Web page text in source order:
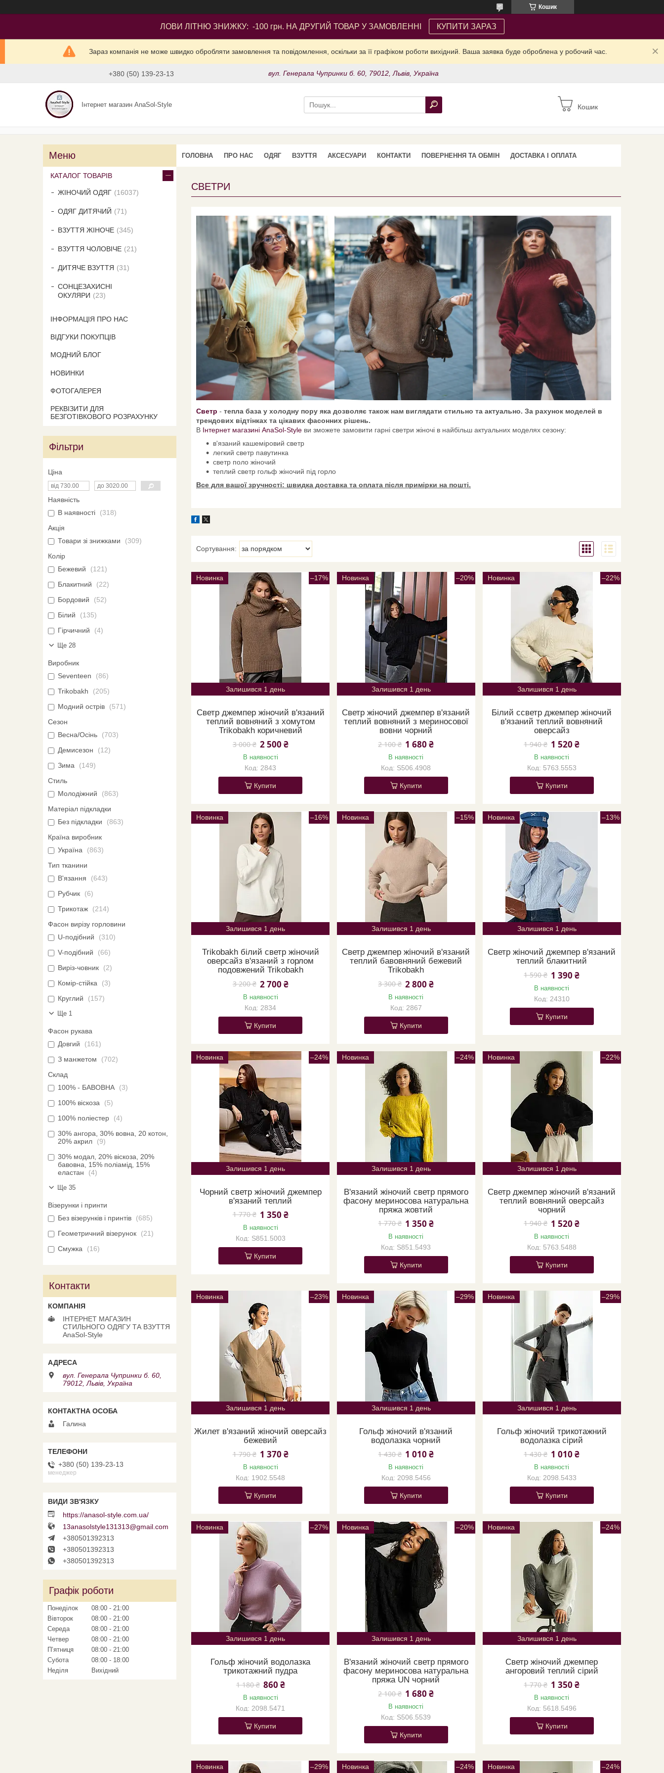
Кошик
ЛОВИ ЛІТНЮ ЗНИЖКУ: -100 грн. НА ДРУГИЙ ТОВАР У ЗАМОВЛЕННІ КУПИТИ ЗАРАЗ
Зараз компанія не може швидко обробляти замовлення та повідомлення, оскільки за її графіком роботи вихідний. Ваша заявка буде оброблена у робочий час.
+380 (50) 139-23-13 вул. Генерала Чупринки б. 60, 79012, Львів, Україна
Інтернет магазин AnaSol-Style Кошик
ГОЛОВНА ПРО НАС ОДЯГ ВЗУТТЯ АКСЕСУАРИ КОНТАКТИ ПОВЕРНЕННЯ ТА ОБМІН ДОСТАВКА І ОПЛАТА
СВЕТРИ
Светр - тепла база у холодну пору яка дозволяє також нам виглядати стильно та актуально. За рахунок моделей в
трендових відтінках та цікавих фаcонних рішень.
В Інтернет магазині AnaSol-Style ви зможете замовити гарні светри жіночі в найбільш актуальних моделях сезону:
в'язаний кашеміровий светр
легкий светр павутинка
светр поло жіночий
теплий светр гольф жіночий під горло
Все для вашої зручності: швидка доставка та оплата після примірки на пошті.
Новинка –17%
Залишився 1 день
Светр джемпер жіночий в'язаний
теплий вовняний з хомутом
Trikobakh коричневий
3 000 ₴ 2 500 ₴
В наявності
2843
Купити
Новинка –20%
Залишився 1 день
Светр жіночий джемпер в'язаний
теплий вовняний з мериносової
вовни чорний
2 100 ₴ 1 680 ₴
В наявності
S506.4908
Купити
Новинка –22%
Залишився 1 день
Білий ссветр джемпер жіночий
в'язаний теплий вовняний
оверсайз
1 940 ₴ 1 520 ₴
В наявності
5763.5553
Купити
Новинка –16%
Залишився 1 день
Trikobakh білий светр жіночий
оверсайз в'язаний з горлом
подовжений Trikobakh
3 200 ₴ 2 700 ₴
В наявності
2834
Купити
Новинка –15%
Залишився 1 день
Светр джемпер жіночий в'язаний
теплий бавовняний бежевий
Trikobakh
3 300 ₴ 2 800 ₴
В наявності
2867
Купити
Новинка –13%
Залишився 1 день
Светр жіночий джемпер в'язаний
теплий блакитний
1 590 ₴ 1 390 ₴
В наявності
24310
Купити
Новинка –24%
Залишився 1 день
Чорний светр жіночий джемпер
в'язаний теплий
1 770 ₴ 1 350 ₴
В наявності
S851.5003
Купити
Новинка –24%
Залишився 1 день
В'язаний жіночий светр прямого
фасону мериносова натуральна
пряжа жовтий
1 770 ₴ 1 350 ₴
В наявності
S851.5493
Купити
Новинка –22%
Залишився 1 день
Светр джемпер жіночий в'язаний
теплий вовняний оверсайз
чорний
1 940 ₴ 1 520 ₴
В наявності
5763.5488
Купити
Новинка –23%
Залишився 1 день
Жилет в'язаний жіночий оверсайз
бежевий
1 790 ₴ 1 370 ₴
В наявності
1902.5548
Купити
Новинка –29%
Залишився 1 день
Гольф жіночий в'язаний
водолазка чорний
1 430 ₴ 1 010 ₴
В наявності
2098.5456
Купити
Новинка –29%
Залишився 1 день
Гольф жіночий трикотажний
водолазка сірий
1 430 ₴ 1 010 ₴
В наявності
2098.5433
Купити
Новинка –27%
Залишився 1 день
Гольф жіночий водолазка
трикотажний пудра
1 180 ₴ 860 ₴
В наявності
2098.5471
Купити
Новинка –20%
Залишився 1 день
В'язаний жіночий светр прямого
фасону мериносова натуральна
пряжа UN чорний
2 100 ₴ 1 680 ₴
В наявності
S506.5539
Купити
Новинка –24%
Залишився 1 день
Светр жіночий джемпер
ангоровий теплий сірий
1 770 ₴ 1 350 ₴
В наявності
5618.5496
Купити
Новинка –29% Новинка –24% Новинка –24%
КАТАЛОГ ТОВАРІВ
ЖІНОЧИЙ ОДЯГ 16037
ОДЯГ ДИТЯЧИЙ 71
ВЗУТТЯ ЖІНОЧЕ 345
ВЗУТТЯ ЧОЛОВІЧЕ 21
ДИТЯЧЕ ВЗУТТЯ 31
СОНЦЕЗАХИСНІ
ОКУЛЯРИ
23
ІНФОРМАЦІЯ ПРО НАС
ВІДГУКИ ПОКУПЦІВ
МОДНИЙ БЛОГ
НОВИНКИ
ФОТОГАЛЕРЕЯ
РЕКВІЗИТИ ДЛЯ
БЕЗГОТІВКОВОГО РОЗРАХУНКУ
Фільтри
Ціна
Наявність
В наявності
318
Акція
Товари зі знижками
309
Колір
Бежевий
121
Блакитний
22
Бордовий
52
Білий
135
Гірчичний
4
Ще 28
Виробник
Seventeen
86
Trikobakh
205
Модний острів
571
Сезон
Весна/Осінь
703
Демисезон
12
Зима
149
Стиль
Молодіжний
863
Матеріал підкладки
Без підкладки
863
Країна виробник
Україна
863
Тип тканини
В'язання
643
Рубчик
6
Трикотаж
214
Фасон вирізу горловини
U-подібний
310
V-подібний
66
Виріз-човник
2
Комір-стійка
3
Круглий
157
Ще 1
Фасон рукава
Довгий
161
З манжетом
702
Склад
100% - БАВОВНА
3
100% віскоза
5
100% поліестер
4
30% ангора, 30% вовна, 20 котон,
20% акрил
9
30% модал, 20% віскоза, 20%
бавовна, 15% поліамід, 15%
еластан
4
Ще 35
Візерунки і принти
Без візерунків і принтів
685
Геометричний візерунок
21
Смужка
16
Контакти
ІНТЕРНЕТ МАГАЗИН
СТИЛЬНОГО ОДЯГУ ТА ВЗУТТЯ
AnaSol-Style
вул. Генерала Чупринки б. 60,
79012, Львів, Україна
Галина
+380 (50) 139-23-13
менеджер
https://anasol-style.com.ua/
13anasolstyle131313@gmail.com
+380501392313
+380501392313
+380501392313
Графік роботи
Понеділок 08:00
21:00
Вівторок
08:00
21:00
Середа
08:00
21:00
Четвер
08:00
21:00
Пʼятниця
08:00
21:00
Субота
08:00
18:00
Неділя
Вихідний